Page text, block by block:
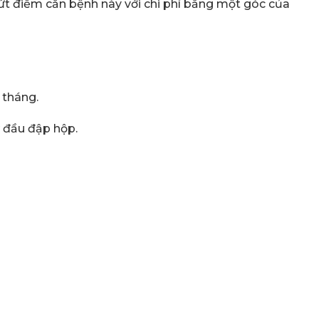
điểm căn bệnh này với chi phí bằng một góc của
tháng.
đập hộp.